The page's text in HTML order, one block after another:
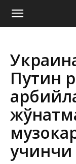
ҚИРҒИЗИСТОН
ЯНГИЛИКЛАРИ
Путин
учинчи